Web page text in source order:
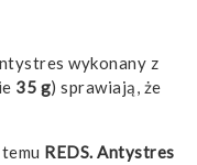
wykonany z
35 g) sprawiają, że
REDS. Antystres